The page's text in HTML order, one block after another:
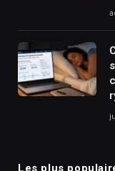
Les plus